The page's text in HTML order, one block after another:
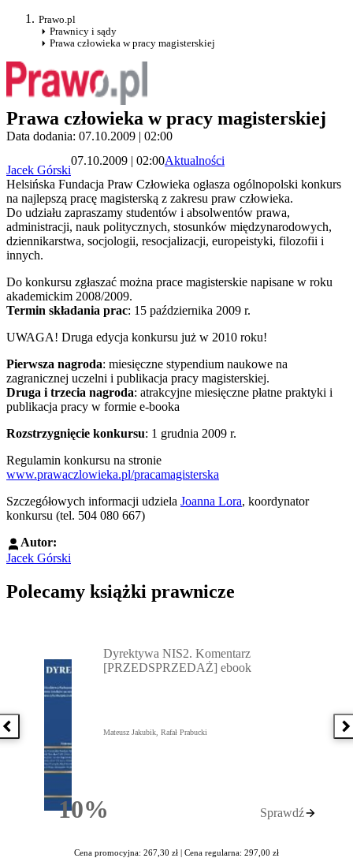
Prawo.pl
Prawnicy i sądy
Prawa człowieka w pracy magisterskiej
Prawa człowieka w pracy magisterskiej
Data dodania: 07.10.2009 | 02:00
Jacek Górski
07.10.2009 | 02:00Aktualności
Helsińska Fundacja Praw Człowieka ogłasza ogólnopolski konkurs
na najlepszą pracę magisterską z zakresu praw człowieka.
Do udziału zapraszamy studentów i absolwentów prawa,
administracji, nauk politycznych, stosunków międzynarodowych,
dziennikarstwa, socjologii, resocjalizacji, europeistyki, filozofii i
innych.
Do konkursu zgłaszać można prace magisterskie napisane w roku
akademickim 2008/2009.
Termin składania prac: 15 października 2009 r.
UWAGA! Druga edycja konkursu już w 2010 roku!
Pierwsza nagroda: miesięczne stypendium naukowe na
zagranicznej uczelni i publikacja pracy magisterskiej.
Druga i trzecia nagroda: atrakcyjne miesięczne płatne praktyki i
publikacja pracy w formie e-booka
Rozstrzygnięcie konkursu: 1 grudnia 2009 r.
Regulamin konkursu na stronie
www.prawaczlowieka.pl/pracamagisterska
Szczegółowych informacji udziela Joanna Lora, koordynator
konkursu (tel. 504 080 667)
Autor:
Jacek Górski
Polecamy książki prawnicze
Poprzednia książka
10%Rabatu
Dyrektywa NIS2. Komentarz
[PRZEDSPRZEDAŻ] ebook
Mateusz Jakubik, Rafał Prabucki
Sprawdź
Cena promocyjna: 267,30 zł | Cena regularna: 297,00 zł